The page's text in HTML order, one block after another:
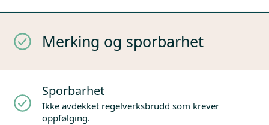
Merking og sporbarhet
Sporbarhet
Ikke avdekket regelverksbrudd som krever
oppfølging.